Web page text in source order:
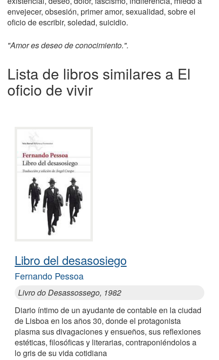
envejecer, obsesión, primer amor, sexualidad, sobre el
oficio de escribir, soledad, suicidio.
"Amor es deseo de conocimiento.".
Lista de libros similares a El
oficio de vivir
Libro del desasosiego
Fernando Pessoa
Livro do Desassossego, 1982
Diario íntimo de un ayudante de contable en la ciudad
de Lisboa en los años 30, donde el protagonista
plasma sus divagaciones y ensueños, sus reflexiones
estéticas, filosóficas y literarias, contraponiéndolos a
lo gris de su vida cotidiana